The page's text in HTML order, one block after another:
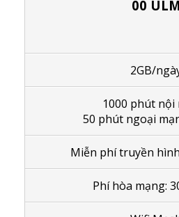
00 ULM
2GB/
1000 phút nội
50 phút ngoại
Miễn phí truyền
Phí hòa mạng: